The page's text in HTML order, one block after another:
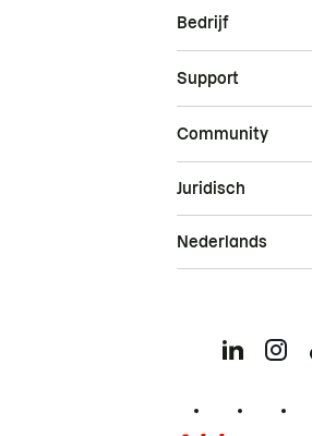
Bedrijf
Support
Community
Juridisch
Nederlands